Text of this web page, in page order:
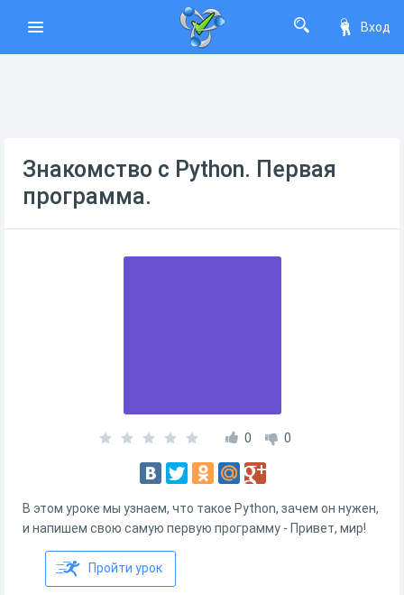
Вход
Знакомство с Python. Первая
программа.
0 0
В этом уроке мы узнаем, что такое Python, зачем он нужен,
и напишем свою самую первую программу - Привет, мир!
Пройти урок